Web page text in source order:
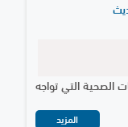
الصحية التي تواجه
المزيد